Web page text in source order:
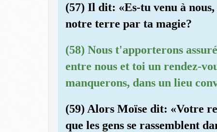
(57) Il dit: «Es-tu venu à
notre terre par ta magie?
(58) Nous t'apporterons
entre nous et toi un rendez-
manquerons, dans un lieu
(59) Alors Moïse dit: «Votre
que les gens se rassemblent